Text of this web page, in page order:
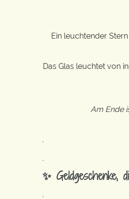
Ein leuchtender
Das Glas leuchtet von
Am Ende
.
.
✨ Geldgeschenke,
.